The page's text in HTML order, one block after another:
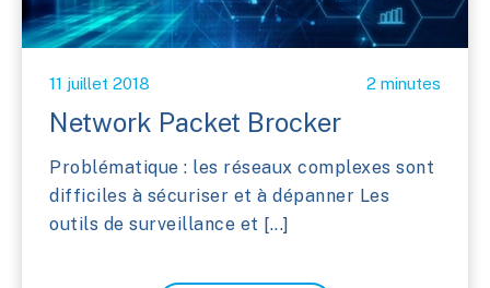
11 juillet 2018 2 minutes
Network Packet Brocker
Problématique : les réseaux complexes sont
difficiles à sécuriser et à dépanner Les
outils de surveillance et [...]